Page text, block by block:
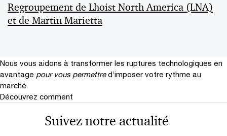
Regroupement de Lhoist North America (LNA)
et de Martin Marietta
Nous vous aidons à transformer les ruptures technologiques en
avantage pour vous permettre d’imposer votre rythme au
marché
Découvrez comment
Suivez notre actualité